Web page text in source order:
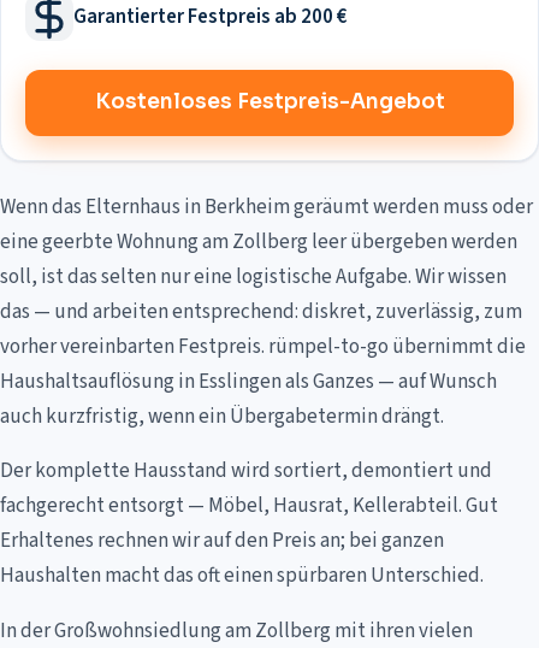
Garantierter Festpreis ab 200 €
Kostenloses Festpreis-Angebot
Wenn das Elternhaus in Berkheim geräumt werden muss oder
eine geerbte Wohnung am Zollberg leer übergeben werden
soll, ist das selten nur eine logistische Aufgabe. Wir wissen
das — und arbeiten entsprechend: diskret, zuverlässig, zum
vorher vereinbarten Festpreis. rümpel-to-go übernimmt die
Haushaltsauflösung in Esslingen als Ganzes — auf Wunsch
auch kurzfristig, wenn ein Übergabetermin drängt.
Der komplette Hausstand wird sortiert, demontiert und
fachgerecht entsorgt — Möbel, Hausrat, Kellerabteil. Gut
Erhaltenes rechnen wir auf den Preis an; bei ganzen
Haushalten macht das oft einen spürbaren Unterschied.
In der Großwohnsiedlung am Zollberg mit ihren vielen